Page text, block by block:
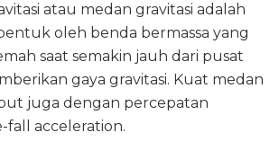
atau medan gravitasi adalah
oleh benda bermassa yang
saat semakin jauh dari pusat
gaya gravitasi. Kuat medan
juga dengan percepatan
fall acceleration.